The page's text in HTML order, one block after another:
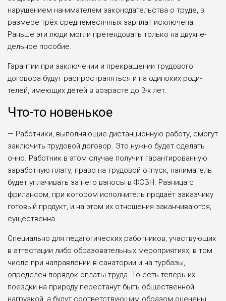
нарушением нанимателем законодательства о тру­де, в
размере трёх среднемесячных зарплат исключена.
Раньше эти люди могли претендовать только на двухне­
дельное пособие.
Гарантии при заключении и прекра­щении трудового
договора будут рас­пространяться и на одиноких роди­
телей, имеющих детей в возрасте до 3-х лет.
Что-то новенькое
— Работники, выполняющие дис­танционную работу, смогут
заклю­чить трудовой договор. Это нуж­но будет сделать
очно. Работник в этом случае получит гаранти­рованную
заработную плату, пра­во на трудовой отпуск, нанима­тель
будет уплачивать за него взно­сы в ФСЗН. Разница с
фрилансом, при котором исполнитель прода­ёт заказчику
готовый продукт, и на этом их отношения заканчиваются,
существенна.
Специально для педагогических работников, участвующих
в аттеста­ции либо образовательных меропри­ятиях, в том
числе при направлении в санатории и на турбазы,
определён порядок оплаты труда. То есть теперь их
поездки на природу перестанут быть общественной
нагрузкой, а будут соответствующим образом оценены.